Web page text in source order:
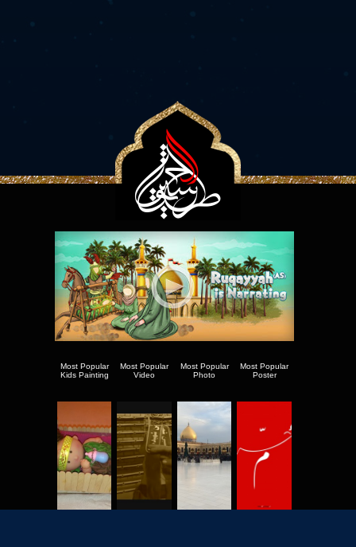
Most Popular
Kids Painting
Most Popular
Video
Most Popular
Photo
Most Popular
Poster